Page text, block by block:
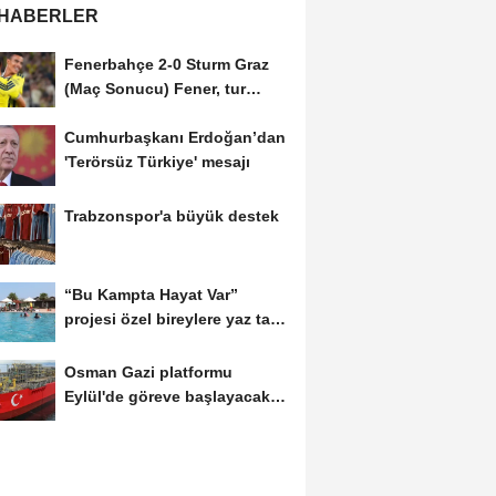
Fenerbahçe 2-0 Sturm Graz
(Maç Sonucu) Fener, tur
Cumhurbaşkanı Erdoğan’dan
'Terörsüz Türkiye' mesajı
Trabzonspor'a büyük destek
“Bu Kampta Hayat Var”
projesi özel bireylere yaz tatili
Osman Gazi platformu
Eylül'de göreve başlayacak...